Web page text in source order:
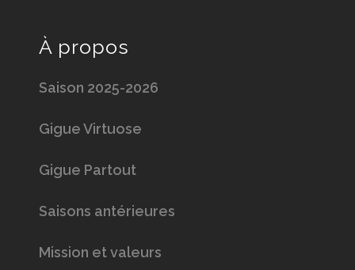
À propos
Saison 2025-2026
Gigue Virtuose
Gigue Partout
Saisons antérieures
Mission et valeurs